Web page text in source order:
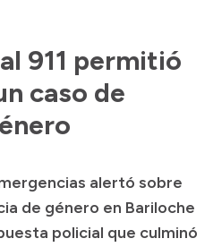
911 permitió
caso de
alertó sobre
de género en Bariloche
policial que culminó